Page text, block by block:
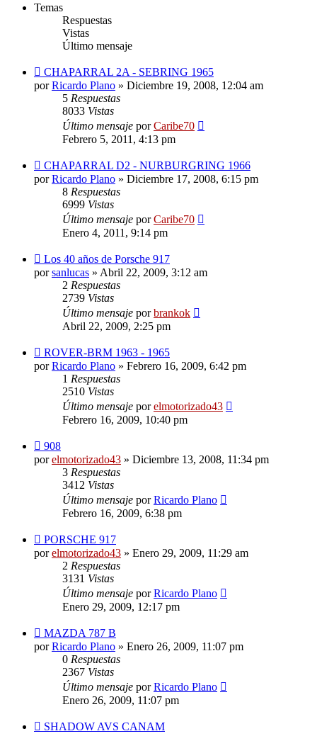
Temas
Respuestas
Vistas
Último mensaje
CHAPARRAL 2A - SEBRING 1965
porRicardo Plano » Diciembre 19, 2008, 12:04 am
5 Respuestas
8033 Vistas
Último mensaje porCaribe70
Febrero 5, 2011, 4:13 pm
CHAPARRAL D2 - NURBURGRING 1966
porRicardo Plano » Diciembre 17, 2008, 6:15 pm
8 Respuestas
6999 Vistas
Último mensaje porCaribe70
Enero 4, 2011, 9:14 pm
Los 40 años de Porsche 917
porsanlucas » Abril 22, 2009, 3:12 am
2 Respuestas
2739 Vistas
Último mensaje porbrankok
Abril 22, 2009, 2:25 pm
ROVER-BRM 1963 - 1965
porRicardo Plano » Febrero 16, 2009, 6:42 pm
1 Respuestas
2510 Vistas
Último mensaje porelmotorizado43
Febrero 16, 2009, 10:40 pm
908
porelmotorizado43 » Diciembre 13, 2008, 11:34 pm
3 Respuestas
3412 Vistas
Último mensaje porRicardo Plano
Febrero 16, 2009, 6:38 pm
PORSCHE 917
porelmotorizado43 » Enero 29, 2009, 11:29 am
2 Respuestas
3131 Vistas
Último mensaje porRicardo Plano
Enero 29, 2009, 12:17 pm
MAZDA 787 B
porRicardo Plano » Enero 26, 2009, 11:07 pm
0 Respuestas
2367 Vistas
Último mensaje porRicardo Plano
Enero 26, 2009, 11:07 pm
SHADOW AVS CANAM